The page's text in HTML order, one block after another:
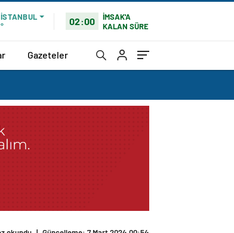
İSTANBUL
°
02:00
İMSAK'A
KALAN SÜRE
Gazeteler